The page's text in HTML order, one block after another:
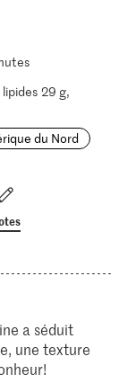
29 g,
du Nord
a séduit
une texture